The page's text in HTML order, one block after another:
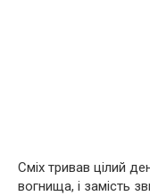
Сміх тривав цілий
вогнища, і замість